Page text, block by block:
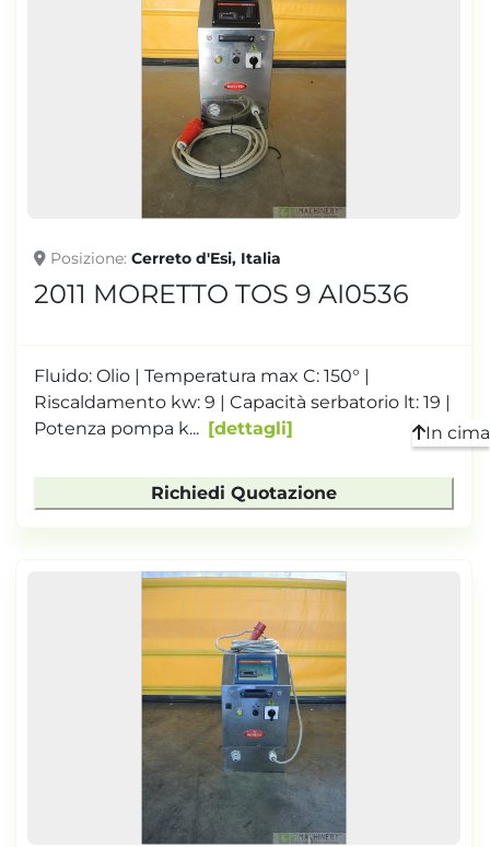
Posizione Cerreto d'Esi, Italia
2011 MORETTO TOS 9 AI0536
Fluido: Olio | Temperatura max C: 150° |
Riscaldamento kw: 9 | Capacità serbatorio lt: 19 |
Potenza pompa k...
dettagli
Richiedi Quotazione
In cima